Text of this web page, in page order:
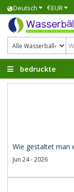
Deutsch €EUR
bedruckte
Wasserbälle
Wie gestaltet man
Jun 24 - 2026